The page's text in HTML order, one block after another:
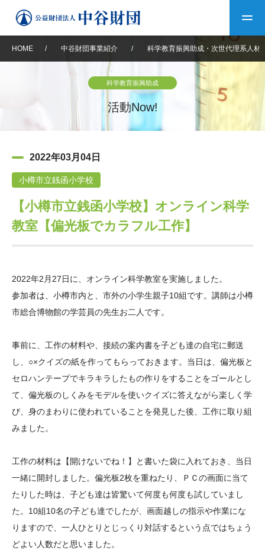
中谷財団について
設立趣意書
沿革 40年史デジタルブック
中谷財団40年史
役員・評議員 公開情報
年報一覧 中谷財団レポート
中谷財団事業紹介
神戸賞 長期大型研究助成
大学院生奨学金
国際学生交流プログラ
ム
次世代理系人材育成プ
ログラム助成
中谷財団動画紹介
その他情報
アクセス よくあるご質問
日本語 English マイページ
HOME / 中谷財団事業紹介 / 科学教育振興助成・次世代理系人材
科学教育振興助成
活動Now!
2022年03月04日
小樽市立銭函小学校
【小樽市立銭函小学校】オンライン科学
教室【偏光板でカラフル工作】
2022年2月27日に、オンライン科学教室を実施しました。
参加者は、小樽市内と、市外の小学生親子10組です。講師は小樽
市総合博物館の学芸員の先生お二人です。
事前に、工作の材料や、接続の案内書を子ども達の自宅に郵送
し、○×クイズの紙を作ってもらっておきます。当日は、偏光板と
セロハンテープでキラキラしたもの作りをすることをゴールとし
て、偏光板のしくみをモデルを使いクイズに答えながら楽しく学
び、身のまわりに使われていることを発見した後、工作に取り組
みました。
工作の材料は【開けないでね！】と書いた袋に入れておき、当日
一緒に開封しました。偏光板2枚を重ねたり、ＰＣの画面に当て
たりした時は、子ども達は皆驚いて何度も何度も試していまし
た。10組10名の子ども達でしたが、画面越しの指示や作業にな
りますので、一人ひとりとじっくり対話するという点ではちょう
どよい人数だと思いました。